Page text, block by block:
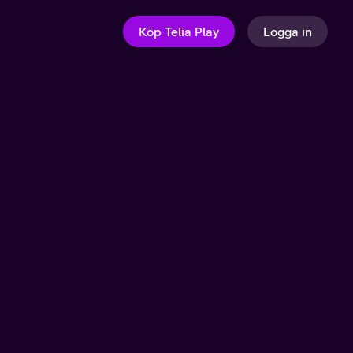
Köp Telia Play Logga in